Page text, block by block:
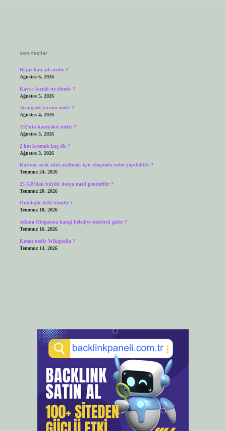
Son Yazılar
Beyaz kan adı nedir ?
Ağustos 6, 2026
Kavs-ı kuzah ne demek ?
Ağustos 5, 2026
Avangard kuram nedir ?
Ağustos 4, 2026
192’nin karekökü nedir ?
Ağustos 3, 2026
2 km kosmak kaç dk ?
Ağustos 3, 2026
Karbon ayak izini azaltmak için ulaşımda neler yapılabilir ?
Temmuz 24, 2026
25 GB’dan büyük dosya nasıl gönderilir ?
Temmuz 20, 2026
Ontolojik delil kimdir ?
Temmuz 18, 2026
Adana Otogarına hangi belediye otobüsü gider ?
Temmuz 16, 2026
Kotan nedir Wikipedia ?
Temmuz 14, 2026